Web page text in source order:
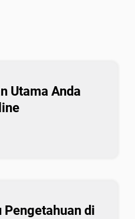
Utama Anda
Pengetahuan di